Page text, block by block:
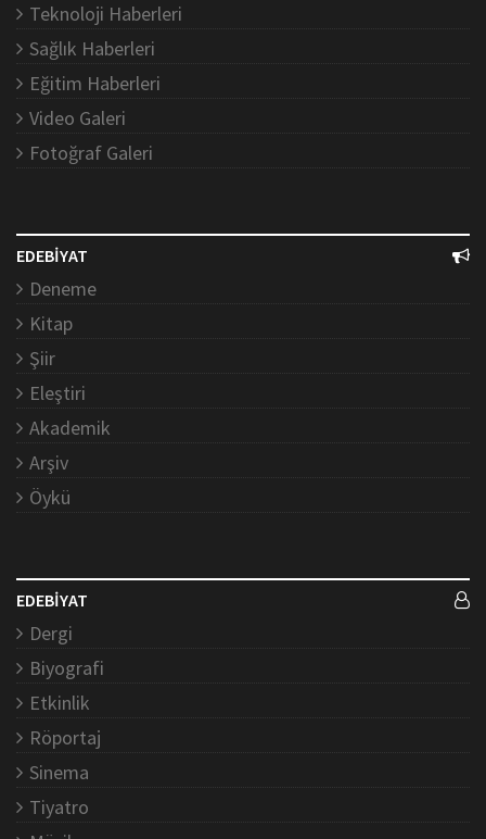
Teknoloji Haberleri
Sağlık Haberleri
Eğitim Haberleri
Video Galeri
Fotoğraf Galeri
EDEBİYAT
Deneme
Kitap
Şiir
Eleştiri
Akademik
Arşiv
Öykü
EDEBİYAT
Dergi
Biyografi
Etkinlik
Röportaj
Sinema
Tiyatro